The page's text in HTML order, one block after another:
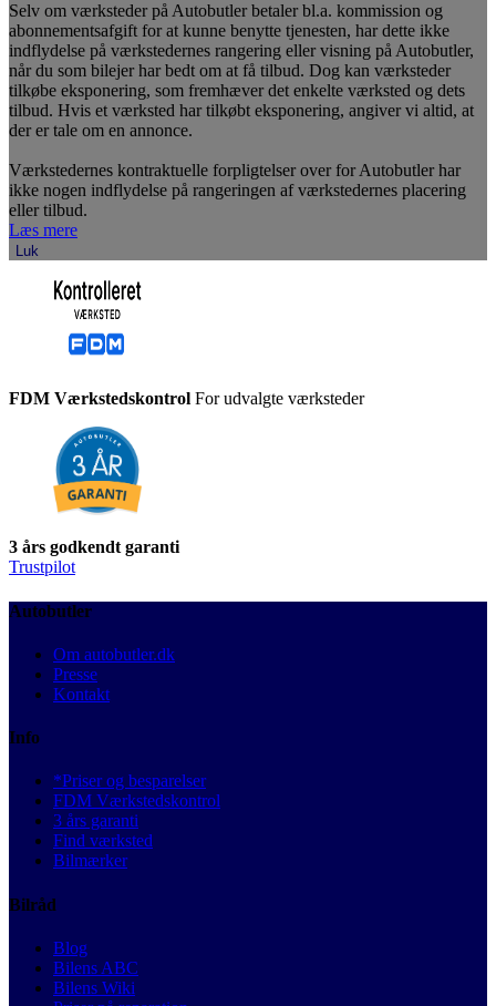
Selv om værksteder på Autobutler betaler bl.a. kommission og
abonnementsafgift for at kunne benytte tjenesten, har dette ikke
indflydelse på værkstedernes rangering eller visning på Autobutler,
når du som bilejer har bedt om at få tilbud. Dog kan værksteder
tilkøbe eksponering, som fremhæver det enkelte værksted og dets
tilbud. Hvis et værksted har tilkøbt eksponering, angiver vi altid, at
der er tale om en annonce.
Værkstedernes kontraktuelle forpligtelser over for Autobutler har
ikke nogen indflydelse på rangeringen af værkstedernes placering
eller tilbud.
Læs mere
Luk
FDM Værkstedskontrol For udvalgte værksteder
3 års godkendt garanti
Trustpilot
Autobutler
Om autobutler.dk
Presse
Kontakt
Info
*Priser og besparelser
FDM Værkstedskontrol
3 års garanti
Find værksted
Bilmærker
Bilråd
Blog
Bilens ABC
Bilens Wiki